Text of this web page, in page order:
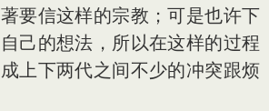
要信这样的宗教；可是也许下
己的想法，所以在这样的过程
上下两代之间不少的冲突跟烦